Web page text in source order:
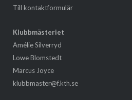
Till kontaktformulär
Klubbmästeriet
Amélie Silverryd
Lowe Blomstedt
Marcus Joyce
klubbmaster@f.kth.se